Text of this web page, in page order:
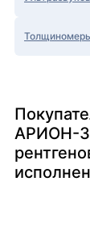
АРИОН-